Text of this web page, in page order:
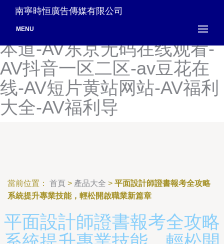
av第一站-av电影人妻中出-
AV电影网址网站-av电影一
本道-AV东京无码在线观看-
AV抖音一区二区-av豆花在
线-AV短片黄站网站-AV福利
大全-AV福利导
南寧時恒廣告傳媒有限公司
MENU
當前位置： 首頁 > 產品大全 > 平面設計師證書報考全攻略
系統提升專業技能，輕松開啟職業新篇章
平面設計師證書報考全攻略